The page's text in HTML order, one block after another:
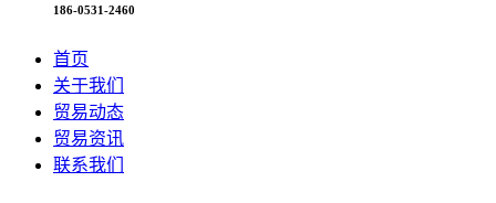
186-0531-2460
首页
关于我们
贸易动态
贸易资讯
联系我们